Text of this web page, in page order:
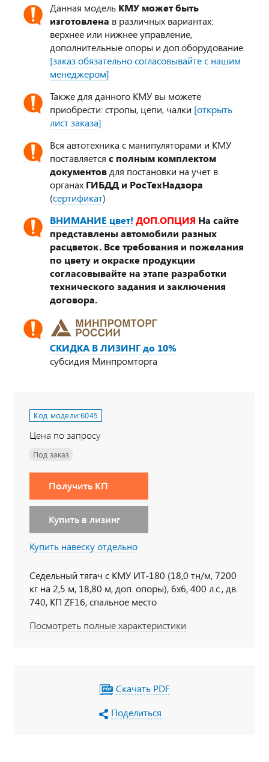
Данная модель КМУ может быть
изготовлена в различных вариантах:
верхнее или нижнее управление,
дополнительные опоры и доп.оборудование.
[заказ обязательно согласовывайте с нашим
менеджером]
Также для данного КМУ вы можете
приобрести: стропы, цепи, чалки [открыть
лист заказа]
Вся автотехника с манипуляторами и КМУ
поставляется с полным комплектом
документов для постановки на учет в
органах ГИБДД и РосТехНадзора
(сертификат)
ВНИМАНИЕ цвет! ДОП.ОПЦИЯ На сайте
представлены автомобили разных
расцветок. Все требования и пожелания
по цвету и окраске продукции
согласовывайте на этапе разработки
технического задания и заключения
договора.
СКИДКА В ЛИЗИНГ до 10%
субсидия Минпромторга
Код модели:6045
Цена по запросу
Под заказ
Получить КП
Купить в лизинг
Купить навеску отдельно
Седельный тягач с КМУ ИТ-180 (18,0 тн/м, 7200
кг на 2,5 м, 18,80 м, доп. опоры), 6х6, 400 л.с., дв.
740, КП ZF16, спальное место
Посмотреть полные характеристики
Скачать PDF
Поделиться